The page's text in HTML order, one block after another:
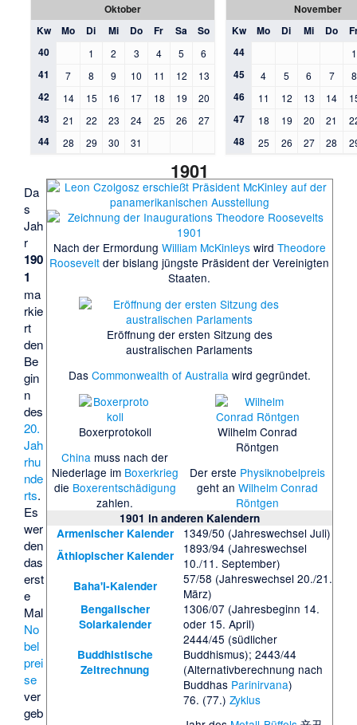
Oktober
Kw
Mo Di Mi Do Fr Sa
So
40
1 2 3 4 5 6
41 7 8 9 10 11 12 13
42 14 15 16 17 18 19 20
43 21 22 23 24 25 26 27
44 28 29 30 31
November
Kw
Mo Di Mi Do
44
1
45 4 5 6 7 8
46 11 12 13 14
47 18 19 20 21
48 25 26 27 28
1901
Nach der Ermordung William McKinleyswird Theodore
Roosevelt der bislang jüngste Präsident der Vereinigten
Staaten.
Eröffnung der ersten Sitzung des
australischen Parlaments
Das Commonwealth of Australiawird gegründet.
Boxerprotokoll
China muss nach der
Niederlage im Boxerkrieg
die Boxerentschädigung
zahlen.
Wilhelm Conrad
Röntgen
Der erste Physiknobelpreis
geht anWilhelm Conrad
Röntgen
1901 in anderen Kalendern
Armenischer Kalender
1349/50 (Jahreswechsel Juli)
Äthiopischer Kalender
1893/94 (Jahreswechsel
10./11. September)
Baha'i-Kalender
57/58 (Jahreswechsel 20./21.
März)
Bengalischer
Solarkalender
1306/07 (Jahresbeginn 14.
oder 15. April)
Buddhistische
Zeitrechnung
2444/45 (südlicher
Buddhismus); 2443/44
(Alternativberechnung nach
Buddhas Parinirvana)
76. (77.) Zyklus
Da
s
Jah
r
190
1
ma
rkie
rt
den
Be
gin
n
des
20.
Jah
rhu
nde
rts.
Es
wer
den
das
erst
e
Mal
No
bel
prei
se
ver
geb